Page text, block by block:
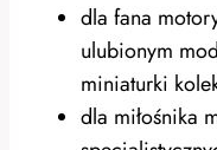
dla fana
ulubionym
miniaturki
dla miłośnika